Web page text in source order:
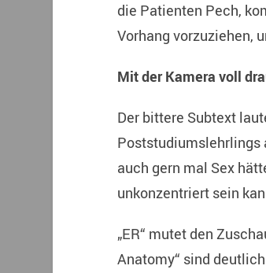
die Patienten Pech,
Vorhang vorzuziehen,
Mit der Kamera voll
Der bittere Subtext
Poststudiumslehrlings
auch gern mal Sex
unkonzentriert sein
„ER“ mutet den
Anatomy“ sind